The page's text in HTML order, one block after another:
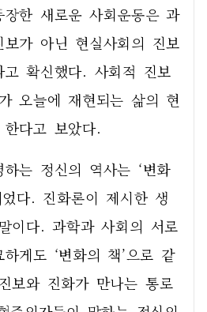
한 새로운 사회운동은 과
가 아닌 현실사회의 진보
확신했다. 사회적 진보
오늘에 재현되는 삶의 현
다고 보았다.
는 정신의 역사는 ‘변화
다. 진화론이 제시한 생
이다. 과학과 사회의 서로
게도 ‘변화의 책’으로 같
보와 진화가 만나는 통로